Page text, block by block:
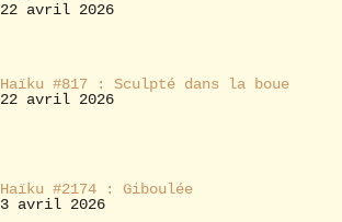
22 avril 2026
Haïku #817 : Sculpté dans la boue
22 avril 2026
Haïku #2174 : Giboulée
3 avril 2026